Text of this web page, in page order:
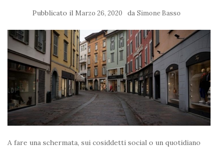
Pubblicato il Marzo 26, 2020 da Simone Basso
A fare una schermata, sui cosiddetti social o un quotidiano